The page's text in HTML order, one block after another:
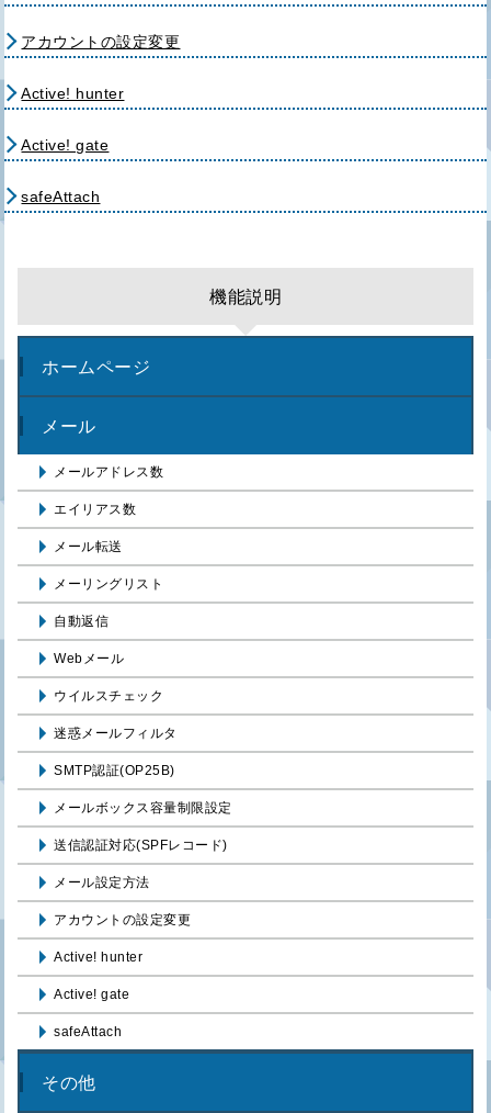
アカウントの設定変更
Active! hunter
Active! gate
safeAttach
機能説明
ホームページ
メール
メールアドレス数
エイリアス数
メール転送
メーリングリスト
自動返信
Webメール
ウイルスチェック
迷惑メールフィルタ
SMTP認証(OP25B)
メールボックス容量制限設定
送信認証対応(SPFレコード)
メール設定方法
アカウントの設定変更
Active! hunter
Active! gate
safeAttach
その他